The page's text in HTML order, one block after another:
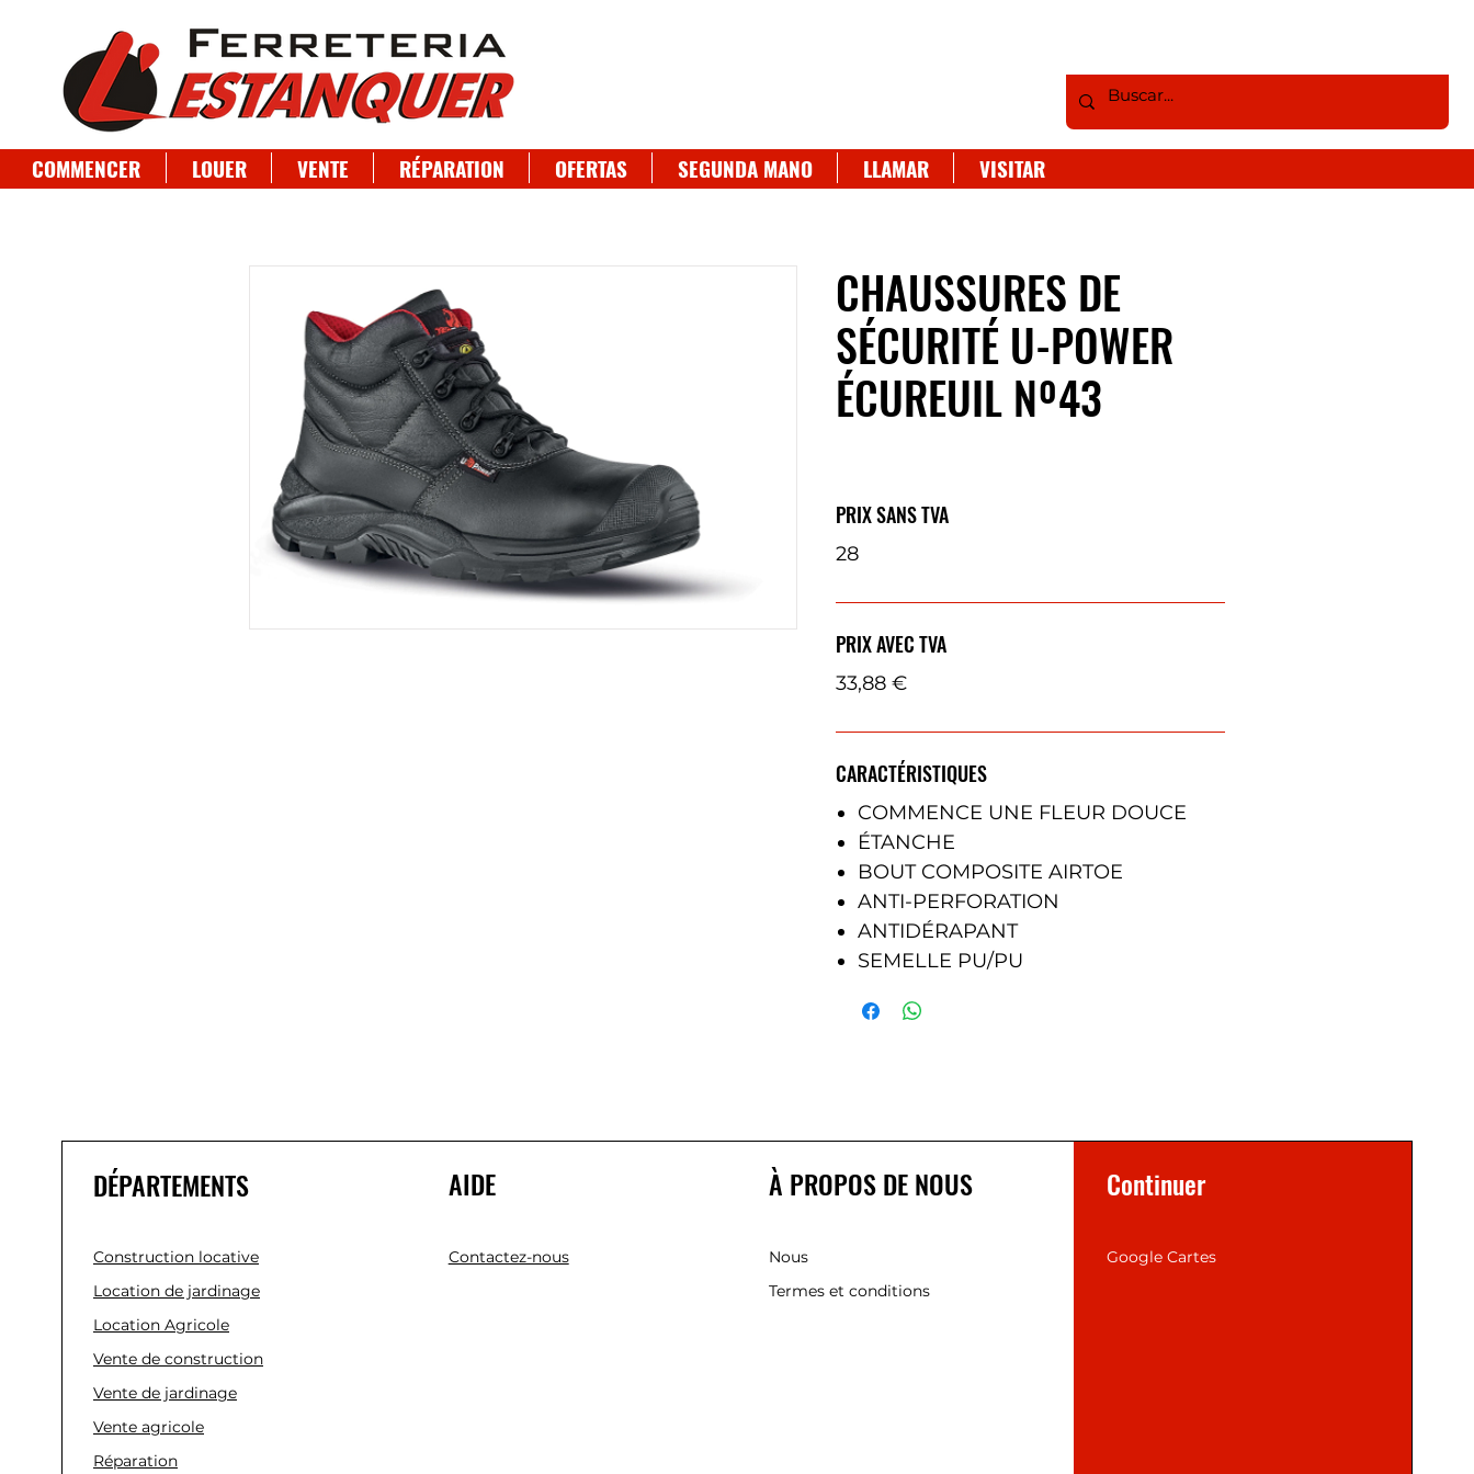
COMMENCER LOUER VENTE RÉPARATION OFERTAS SEGUNDA MANO LLAMAR VISITAR
CHAUSSURES DE
SÉCURITÉ U-POWER
ÉCUREUIL Nº43
PRIX SANS TVA
28
PRIX AVEC TVA
33,88 €
CARACTÉRISTIQUES
COMMENCE UNE FLEUR DOUCE
ÉTANCHE
BOUT COMPOSITE AIRTOE
ANTI-PERFORATION
ANTIDÉRAPANT
SEMELLE PU/PU
DÉPARTEMENTS
Construction locative
Location de jardinage
Location Agricole
Vente de construction
Vente de jardinage
Vente agricole
Réparation
AIDE
Contactez-nous
À PROPOS DE NOUS
Nous
Termes et conditions
Continuer
Google Cartes